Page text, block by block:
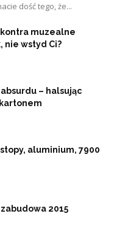
dość tego, że...
muzealne
nie wstyd Ci?
– halsując
aluminium, 7900
2015